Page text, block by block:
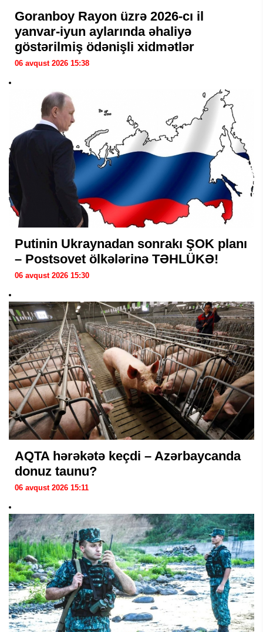
Goranboy Rayon üzrə 2026-cı il
yanvar-iyun aylarında əhaliyə
göstərilmiş ödənişli xidmətlər
06 avqust 2026 15:38
Putinin Ukraynadan sonrakı ŞOK planı
– Postsovet ölkələrinə TƏHLÜKƏ!
06 avqust 2026 15:30
AQTA hərəkətə keçdi – Azərbaycanda
donuz taunu?
06 avqust 2026 15:11